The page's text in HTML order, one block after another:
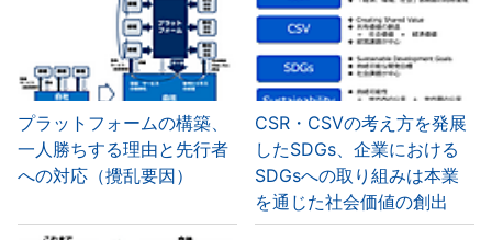
プラットフォームの構築、
一人勝ちする理由と先行者
への対応（攪乱要因）
CSR・CSVの考え方を発展
したSDGs、企業における
SDGsへの取り組みは本業
を通じた社会価値の創出